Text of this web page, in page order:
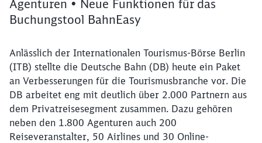
Agenturen • Neue Funktionen für das
Buchungstool BahnEasy
Anlässlich der Internationalen Tourismus-Börse Berlin
(ITB) stellte die Deutsche Bahn (DB) heute ein Paket
an Verbesserungen für die Tourismusbranche vor. Die
DB arbeitet eng mit deutlich über 2.000 Partnern aus
dem Privatreisesegment zusammen. Dazu gehören
neben den 1.800 Agenturen auch 200
Reiseveranstalter, 50 Airlines und 30 Online-